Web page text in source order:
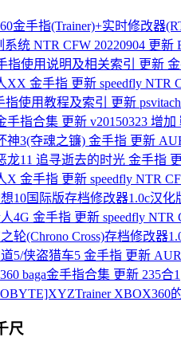
金手指(Trainer)+实时修改器
系统 NTR CFW 20220904 更新
指使用说明及相关索引 更新
XX 金手指 更新 speedfly NTR
指使用教程及索引 更新
手指合集 更新 v20150323 增
神3(夺魂之镰) 金手指 更新
龙11 追寻逝去的时光 金手指
X 金手指 更新 speedfly NTR
10国际版存档修改器1.0c汉化
4G 金手指 更新 speedfly NTR
轮(Chrono Cross)存档修改器
5/侠盗猎车5 金手指 更新
baga金手指合集 更新 235合1
XBOX360
尺